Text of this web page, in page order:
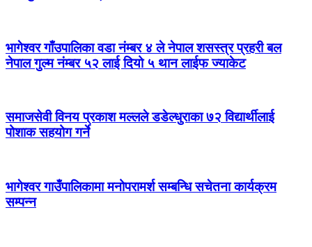
भागेश्वर गाँउपालिका वडा नंम्बर ४ ले नेपाल शसस्त्र प्रहरी बल
नेपाल गुल्म नंम्बर ५२ लाई दियो ५ थान लाईफ ज्याकेट
समाजसेवी विनय प्रकाश मल्लले डडेल्धुराका ७२ विद्यार्थीलाई
पोशाक सहयोग गर्ने
भागेश्वर गाउँपालिकामा मनोपरामर्श सम्बन्धि सचेतना कार्यक्रम
सम्पन्न